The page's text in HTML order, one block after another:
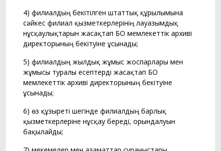
4) филиалдың бекітілген штаттық құрылымына
сәйкес филиал қызметкерлерінің лауазымдық
нұсқаулықтарын жасақтап БҚО мемлекеттік архиві
директорының бекітуіне ұсынады;
5) филиалдың жылдық жұмыс жоспарлары мен
жұмысы туралы есептерді жасақтап БҚО
мемлекеттік архиві директорының бекітуіне
ұсынады;
6) өз құзыреті шегінде филиалдың барлық
қызметкерлеріне нұсқау береді, орындалуын
бақылайды;